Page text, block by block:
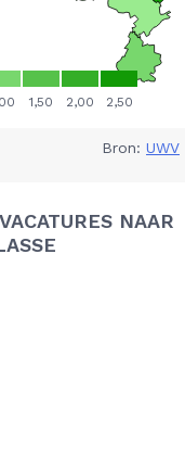
Bron: UWV
NAAR